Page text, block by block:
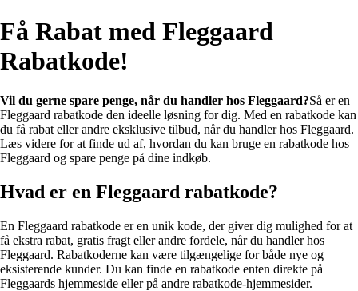
Få Rabat med Fleggaard
Rabatkode!
Vil du gerne spare penge, når du handler hos Fleggaard?Så er en
Fleggaard rabatkode den ideelle løsning for dig. Med en rabatkode kan
du få rabat eller andre eksklusive tilbud, når du handler hos Fleggaard.
Læs videre for at finde ud af, hvordan du kan bruge en rabatkode hos
Fleggaard og spare penge på dine indkøb.
Hvad er en Fleggaard rabatkode?
En Fleggaard rabatkode er en unik kode, der giver dig mulighed for at
få ekstra rabat, gratis fragt eller andre fordele, når du handler hos
Fleggaard. Rabatkoderne kan være tilgængelige for både nye og
eksisterende kunder. Du kan finde en rabatkode enten direkte på
Fleggaards hjemmeside eller på andre rabatkode-hjemmesider.